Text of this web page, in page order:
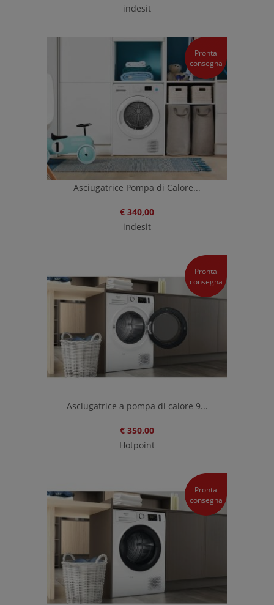
indesit
Pronta
consegna
Asciugatrice Pompa di Calore...
€ 340,00
indesit
Pronta
consegna
Asciugatrice a pompa di calore 9...
€ 350,00
Hotpoint
Pronta
consegna